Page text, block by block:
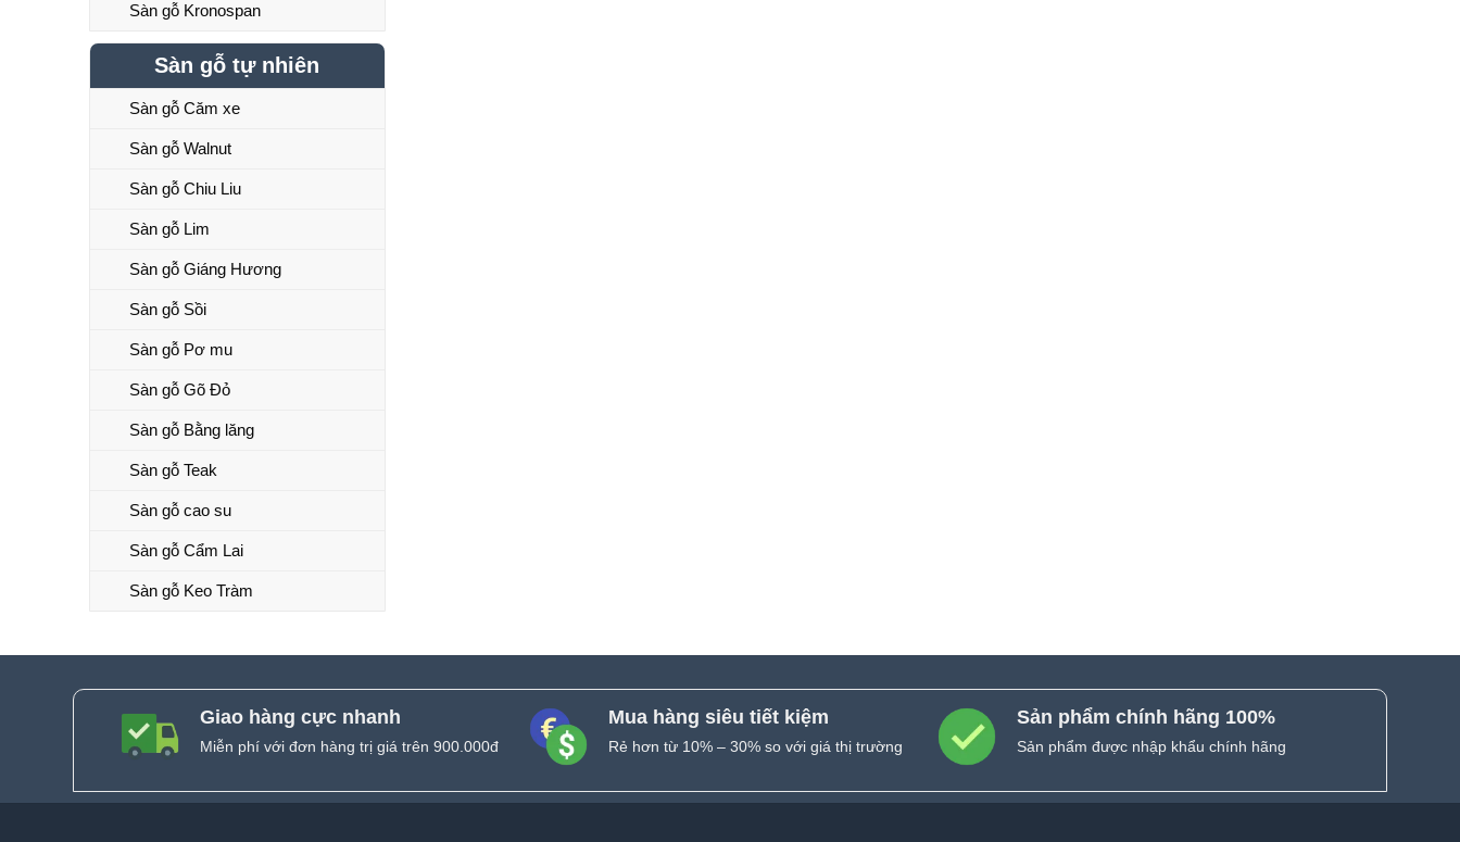
Sàn gỗ Kronospan
Sàn gỗ tự nhiên
Sàn gỗ Căm xe
Sàn gỗ Walnut
Sàn gỗ Chiu Liu
Sàn gỗ Lim
Sàn gỗ Giáng Hương
Sàn gỗ Sồi
Sàn gỗ Pơ mu
Sàn gỗ Gõ Đỏ
Sàn gỗ Bằng lăng
Sàn gỗ Teak
Sàn gỗ cao su
Sàn gỗ Cẩm Lai
Sàn gỗ Keo Tràm
Giao hàng cực nhanh
Miễn phí với đơn hàng trị giá trên 900.000đ
Mua hàng siêu tiết kiệm
Rẻ hơn từ 10% – 30% so với giá thị trường
Sản phẩm chính hãng 100%
Sản phẩm được nhập khẩu chính hãng